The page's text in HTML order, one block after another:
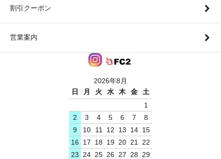
割引クーポン
営業案内
2026年8月
日
月 火 水 木 金
土
1
2
3 4 5 6 7
8
9
10 11 12 13 14 15
16
17 18 19 20 21
22
23
24 25 26 27 28
29